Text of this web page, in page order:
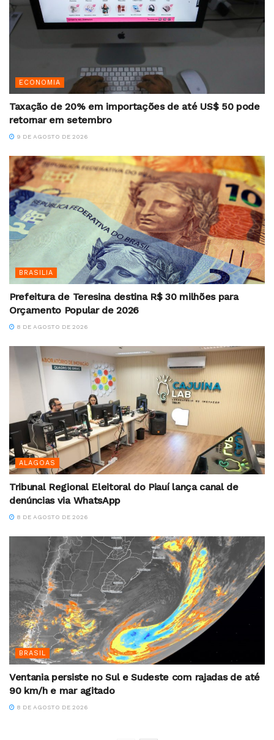
ECONOMIA
Taxação de 20% em importações de até US$ 50 pode
retornar em setembro
9 DE AGOSTO DE 2026
BRASILIA
Prefeitura de Teresina destina R$ 30 milhões para
Orçamento Popular de 2026
8 DE AGOSTO DE 2026
ALAGOAS
Tribunal Regional Eleitoral do Piauí lança canal de
denúncias via WhatsApp
8 DE AGOSTO DE 2026
BRASIL
Ventania persiste no Sul e Sudeste com rajadas de até
90 km/h e mar agitado
8 DE AGOSTO DE 2026